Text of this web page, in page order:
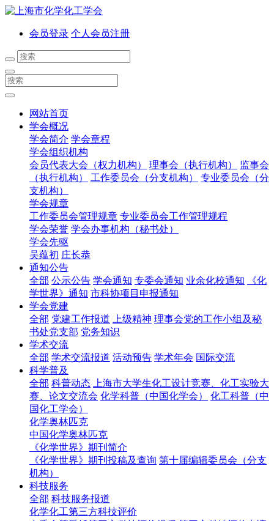
会员登录 个人会员注册
网站首页
学会概况
学会简介 学会章程
学会组织机构
会员代表大会（权力机构）
理事会（执行机构）
监事会
（执行机构）
工作委员会（分支机构）
专业委员会（分
支机构）
学会规章
工作委员会管理规章 专业委员会工作管理规程
学会荣誉 学会办事机构（秘书处）
学会先驱
吴蕴初 庄长恭
通知公告
全部 公示公告 学会通知 专委会通知 业余化校通知
《化
学世界》通知 市科协项目申报通知
学会党建
全部 党建工作报道 上级精神 理事会党的工作小组及秘
书处党支部 党务知识
学术交流
全部 学术交流报道 活动预告 学术年会 国际交流
科学普及
全部 科普动态
上海市大学生化工设计竞赛、化工实验大
赛、论文交流会 化学科普（中国化学会）
化工科普（中
国化工学会）
化学奥林匹克
中国化学奥林匹克
《化学世界》期刊简介
《化学世界》期刊投稿及查询 第十届编辑委员会（分支
机构）
科技服务
全部 科技服务报道
化学化工第三方科技评价